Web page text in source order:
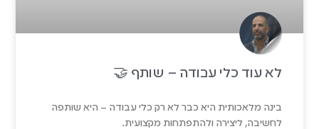
לא עוד כלי עבודה – שותף 🤝
בינה מלאכותית היא כבר לא רק כלי עבודה – היא שותפה
לחשיבה, ליצירה ולהתפתחות מקצועית.